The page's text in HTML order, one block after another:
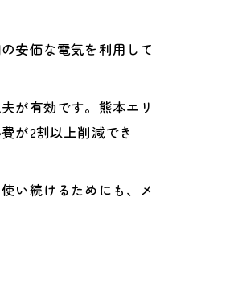
安価な電気を利用して
が有効です。熊本エリ
が2割以上削減でき
い続けるためにも、メ